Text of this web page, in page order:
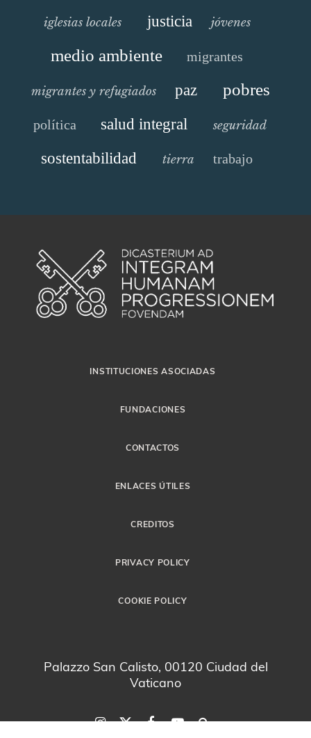
iglesias locales justicia jóvenes
medio ambiente migrantes
migrantes y refugiados paz pobres
política salud integral seguridad
sostentabilidad tierra trabajo
INSTITUCIONES ASOCIADAS
FUNDACIONES
CONTACTOS
ENLACES ÚTILES
CREDITOS
PRIVACY POLICY
COOKIE POLICY
Palazzo San Calisto, 00120 Ciudad del
Vaticano